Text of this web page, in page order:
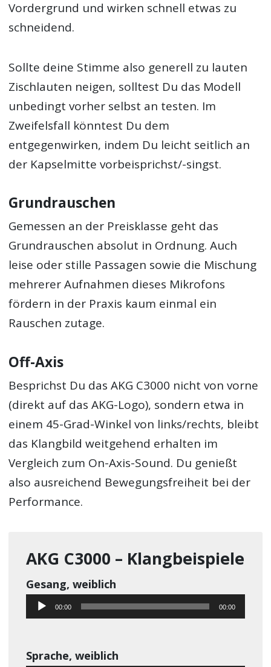
Vordergrund und wirken schnell etwas zu
schneidend.
Sollte deine Stimme also generell zu lauten
Zischlauten neigen, solltest Du das Modell
unbedingt vorher selbst an testen. Im
Zweifelsfall könntest Du dem
entgegenwirken, indem Du leicht seitlich an
der Kapselmitte vorbeisprichst/-singst.
Grundrauschen
Gemessen an der Preisklasse geht das
Grundrauschen absolut in Ordnung. Auch
leise oder stille Passagen sowie die Mischung
mehrerer Aufnahmen dieses Mikrofons
fördern in der Praxis kaum einmal ein
Rauschen zutage.
Off-Axis
Besprichst Du das AKG C3000 nicht von vorne
(direkt auf das AKG-Logo), sondern etwa in
einem 45-Grad-Winkel von links/rechts, bleibt
das Klangbild weitgehend erhalten im
Vergleich zum On-Axis-Sound. Du genießt
also ausreichend Bewegungsfreiheit bei der
Performance.
AKG C3000 – Klangbeispiele
Gesang, weiblich
Audio-00:00 00:00
Sprache, weiblich